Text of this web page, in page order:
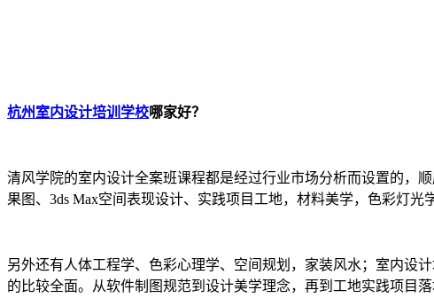
杭州室内设计培训学校哪家好？
清风学院的室内设计全案班课程都是经过行业市场分析而设置的，
果图、3ds Max空间表现设计、实践项目工地，材料美学，色彩灯光
另外还有人体工程学、色彩心理学、空间规划，家装风水；室内设
的比较全面。从软件制图规范到设计美学理念，再到工地实践项目落